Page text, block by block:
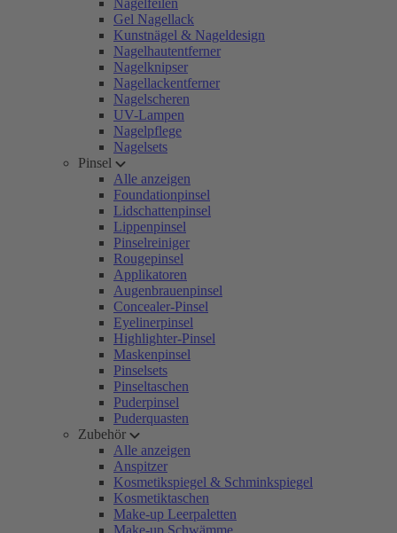
Nagelfeilen
Gel Nagellack
Kunstnägel & Nageldesign
Nagelhautentferner
Nagelknipser
Nagellackentferner
Nagelscheren
UV-Lampen
Nagelpflege
Nagelsets
Pinsel
Alle anzeigen
Foundationpinsel
Lidschattenpinsel
Lippenpinsel
Pinselreiniger
Rougepinsel
Applikatoren
Augenbrauenpinsel
Concealer-Pinsel
Eyelinerpinsel
Highlighter-Pinsel
Maskenpinsel
Pinselsets
Pinseltaschen
Puderpinsel
Puderquasten
Zubehör
Alle anzeigen
Anspitzer
Kosmetikspiegel & Schminkspiegel
Kosmetiktaschen
Make-up Leerpaletten
Make-up Schwämme